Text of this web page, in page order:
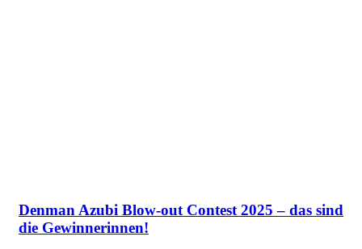
Denman Azubi Blow-out Contest 2025 – das sind
die Gewinnerinnen!